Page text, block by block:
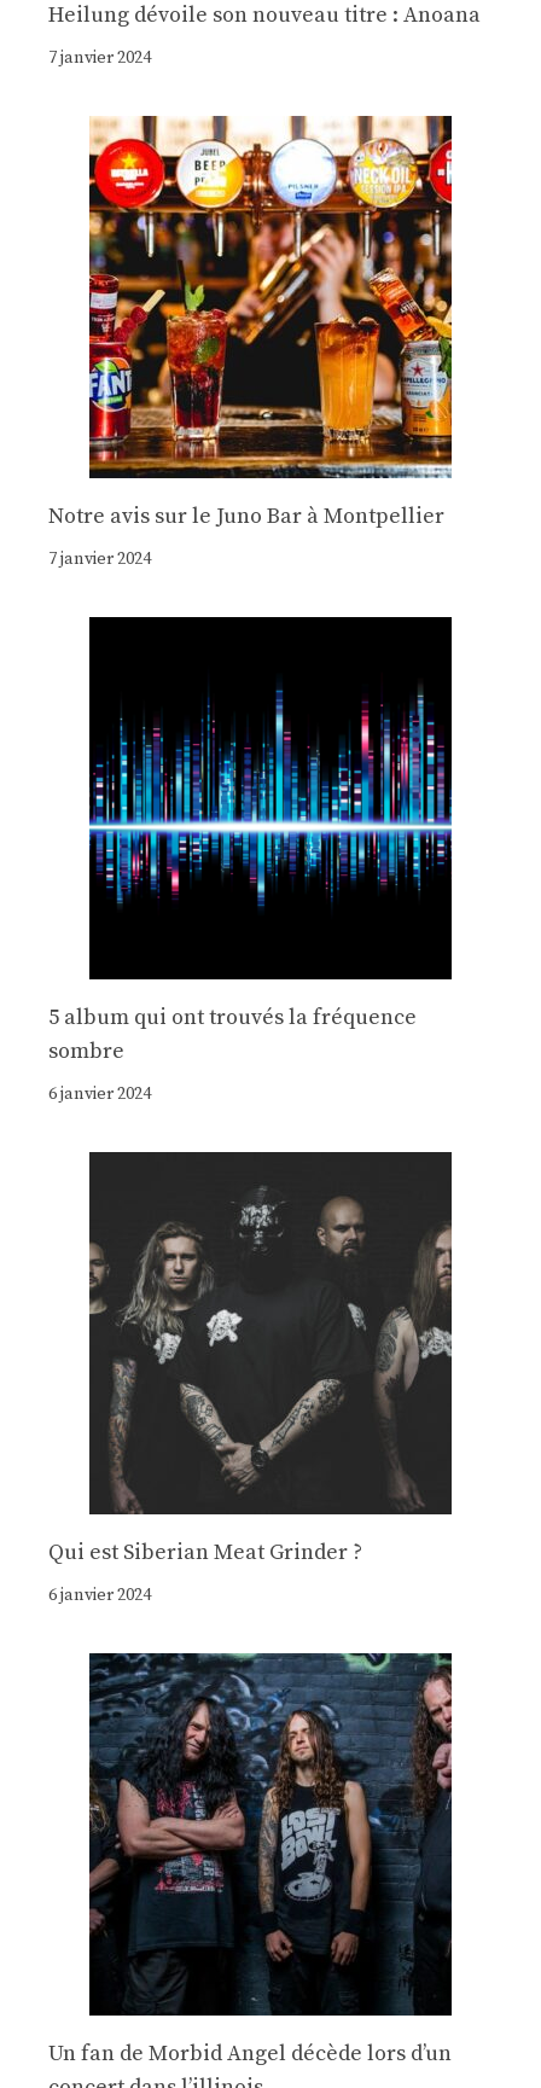
Heilung dévoile son nouveau titre : Anoana
7 janvier 2024
Notre avis sur le Juno Bar à Montpellier
7 janvier 2024
5 album qui ont trouvés la fréquence
sombre
6 janvier 2024
Qui est Siberian Meat Grinder ?
6 janvier 2024
Un fan de Morbid Angel décède lors d’un